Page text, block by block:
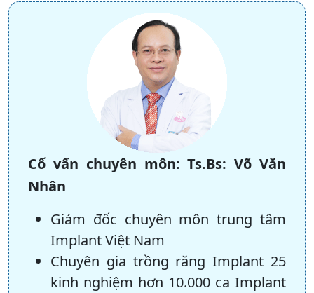
Cố vấn chuyên môn:Ts.Bs: Võ Văn
Nhân
Giám đốc chuyên môn trung tâm
Implant Việt Nam
Chuyên gia trồng răng Implant 25
kinh nghiệm hơn 10.000 ca Implant